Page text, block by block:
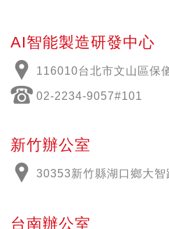
AI智能製造研發中心
116010台北市文山區保
02-2234-9057#101
新竹辦公室
30353新竹縣湖口鄉大
台南辦公室